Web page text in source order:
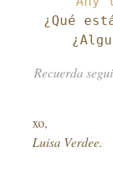
¿Qué
Recuerda
xo,
Luisa Verdee.